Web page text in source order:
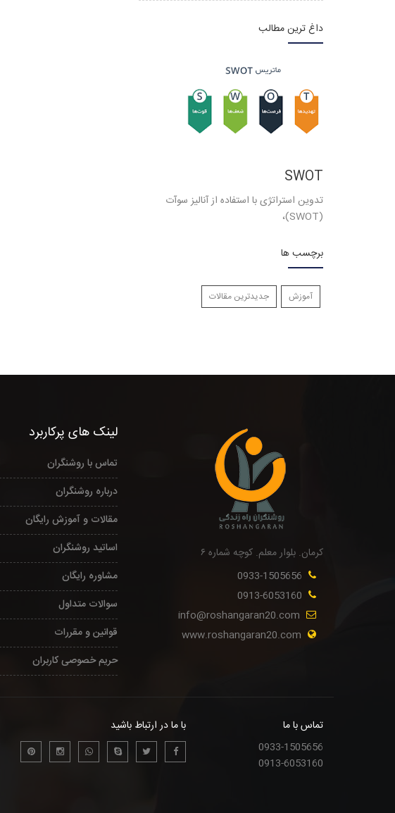
داغ ترین مطالب
SWOT
تدوین استراتژی با استفاده از آنالیز سوآت
(SWOT)،
برچسب ها
آموزش جدیدترین مقالات
کرمان. بلوار معلم. کوچه شماره ۶
0933-1505656
0913-6053160
info@roshangaran20.com
www.roshangaran20.com
لینک های پرکاربرد
تماس با روشنگران
درباره روشنگران
مقالات و آموزش رایگان
اساتید روشنگران
مشاوره رایگان
سوالات متداول
قوانین و مقررات
حریم خصوصی کاربران
تماس با ما
0933-1505656
0913-6053160
با ما در ارتباط باشید